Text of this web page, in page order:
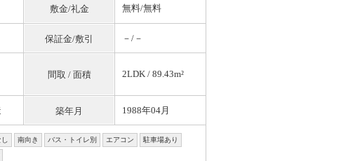
敷金/礼金 無料/無料
保証金/敷引 －/－
間取 / 面積 2LDK / 89.43m²
築年月 1988年04月
南向き バス・トイレ別 エアコン 駐車場あり